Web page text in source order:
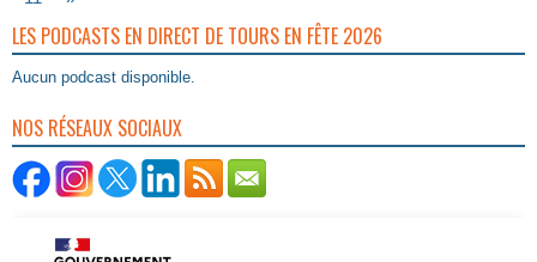
LES PODCASTS EN DIRECT DE TOURS EN FÊTE 2026
Aucun podcast disponible.
NOS RÉSEAUX SOCIAUX